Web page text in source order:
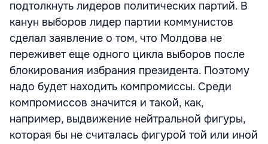
подтолкнуть лидеров политических партий. В
канун выборов лидер партии коммунистов
сделал заявление о том, что Молдова не
переживет еще одного цикла выборов после
блокирования избрания президента. Поэтому
надо будет находить компромиссы. Среди
компромиссов значится и такой, как,
например, выдвижение нейтральной фигуры,
которая бы не считалась фигурой той или иной